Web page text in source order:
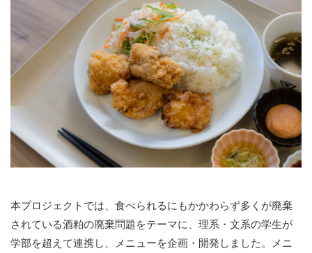
本プロジェクトでは、食べられるにもかかわらず多くが廃棄
されている酒粕の廃棄問題をテーマに、理系・文系の学生が
学部を超えて連携し、メニューを企画・開発しました。メニ